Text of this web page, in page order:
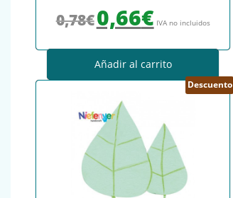
0,78€0,66€ IVA no incluidos
Añadir al carrito
Descuento